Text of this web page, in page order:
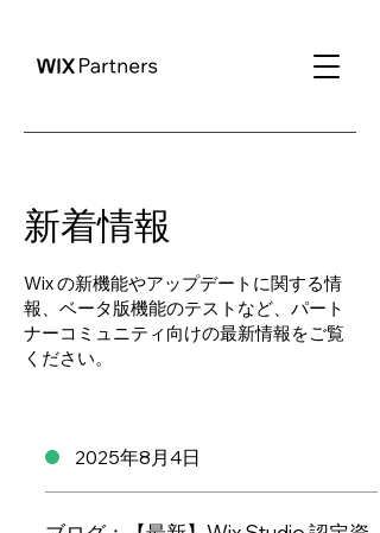
新着情報
Wix の新機能やアップデートに関する情
報、ベータ版機能のテストなど、パート
ナーコミュニティ向けの最新情報をご覧
ください。
2025年8月4日